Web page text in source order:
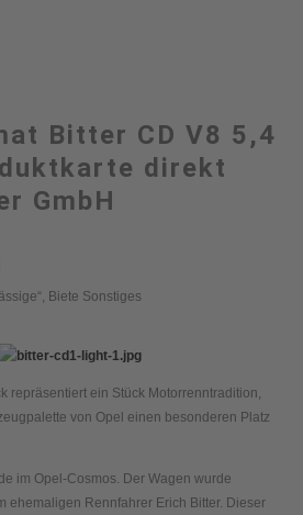
Bitter CD V8 5,4
direkt
GmbH
, Biete Sonstiges
repräsentiert ein Stück Motorrenntradition,
von Opel einen besonderen Platz
im Opel-Cosmos. Der Wagen wurde
ehemaligen Rennfahrer Erich Bitter. Dieser